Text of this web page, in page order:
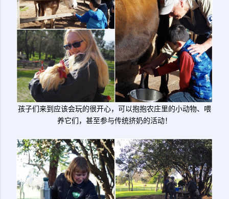
孩子们来到应该会玩的很开心，可以抱抱农庄里的小动物、喂
养它们，甚至参与传统挤奶的活动！